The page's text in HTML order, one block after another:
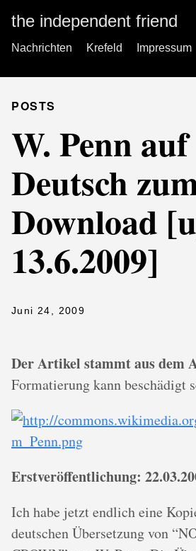
the independent friend
Nachrichten Krefeld Impressum
POSTS
W. Penn auf
Deutsch
Download
13.6.2009]
Juni 24, 2009
Der Artikel stammt aus dem
Formatierung kann beschädigt
Erstveröffentlichung:
Ich habe jetzt endlich eine
deutschen Übersetzung von